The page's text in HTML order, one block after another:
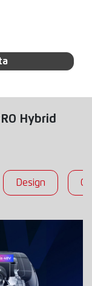
Hybrid
Design